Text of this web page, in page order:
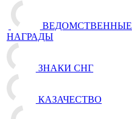
ВЕДОМСТВЕННЫЕ
НАГРАДЫ
ЗНАКИ СНГ
КАЗАЧЕСТВО